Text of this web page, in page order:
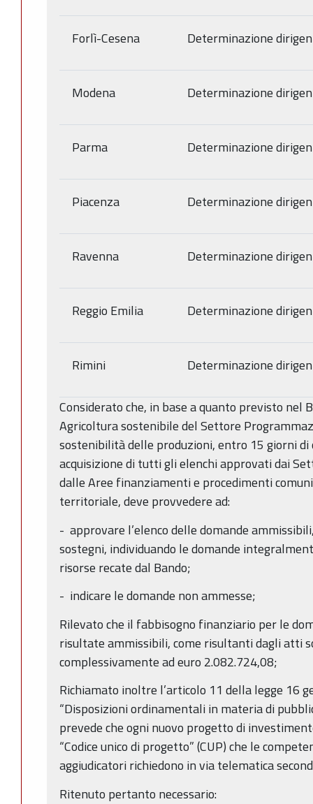
Forlì-Cesena Determinazione
Modena Determinazione
Parma Determinazione
Piacenza Determinazione
Ravenna Determinazione
Reggio Emilia Determinazione
Rimini Determinazione
Considerato che, in base a quanto previsto nel
Agricoltura sostenibile del Settore
sostenibilità delle produzioni, entro 15 giorni di
acquisizione di tutti gli elenchi approvati dai
dalle Aree finanziamenti e procedimenti
territoriale, deve provvedere ad:
- approvare l’elenco delle domande
sostegni, individuando le domande
risorse recate dal Bando;
- indicare le domande non ammesse;
Rilevato che il fabbisogno finanziario per le
risultate ammissibili, come risultanti dagli atti
complessivamente ad euro 2.082.724,08;
Richiamato inoltre l’articolo 11 della legge 16
“Disposizioni ordinamentali in materia di
prevede che ogni nuovo progetto di
“Codice unico di progetto” (CUP) che le
aggiudicatori richiedono in via telematica
Ritenuto pertanto necessario: